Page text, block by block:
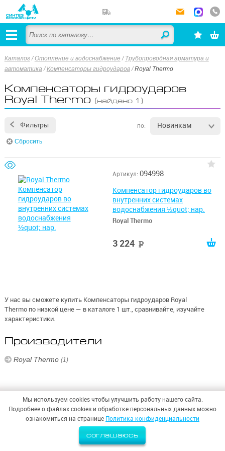
Каталог /Отопление и водоснабжение / Трубопроводная арматура и
автоматика /Компенсаторы гидроударов/Royal Thermo
Компенсаторы гидроударов
Royal Thermo (найдено 1)
Фильтры по: Новинкам
Сбросить
Артикул: 094998
Компенсатор гидроударов во
внутренних системах
водоснабжения ½quot; нар.
Royal Thermo
3 224
У нас вы сможете купить Компенсаторы гидроударов Royal
Thermo по низкой цене — в каталоге 1 шт., сравнивайте, изучайте
характеристики.
Производители
Royal Thermo (1)
© 2026,ООО «СИНТЕЗ БЕЗОПАСНОСТИ»
Политика конфиденциальности
Мы используем cookies чтобы улучшить работу нашего сайта.
Подробнее о файлах cookies и обработке персональных данных можно
ознакомиться на странице Политика конфиденциальности
соглашаюсь